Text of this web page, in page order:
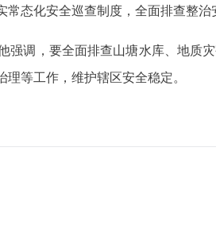
态化安全巡查制度，全面排查整治
调，要全面排查山塘水库、地质
等工作，维护辖区安全稳定。